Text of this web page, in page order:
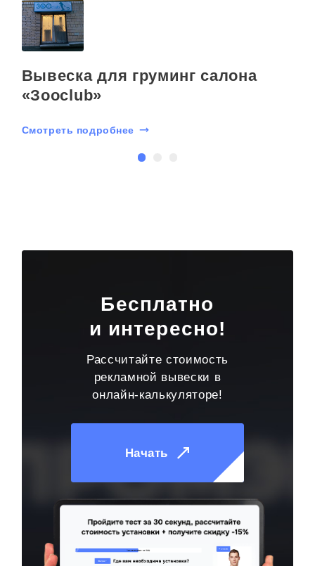
Вывеска для груминг салона
«Зооclub»
Смотреть подробнее
Бесплатно
и интересно!
Рассчитайте стоимость
рекламной вывески в
онлайн-калькуляторе!
Начать